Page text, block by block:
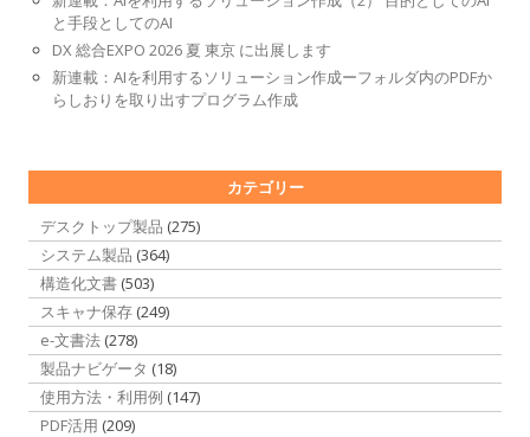
と手段としてのAI
DX 総合EXPO 2026 夏 東京 に出展します
新連載：AIを利用するソリューション作成ーフォルダ内のPDFか
らしおりを取り出すプログラム作成
カテゴリー
デスクトップ製品 (275)
システム製品 (364)
構造化文書 (503)
スキャナ保存 (249)
e-文書法 (278)
製品ナビゲータ (18)
使用方法・利用例 (147)
PDF活用 (209)